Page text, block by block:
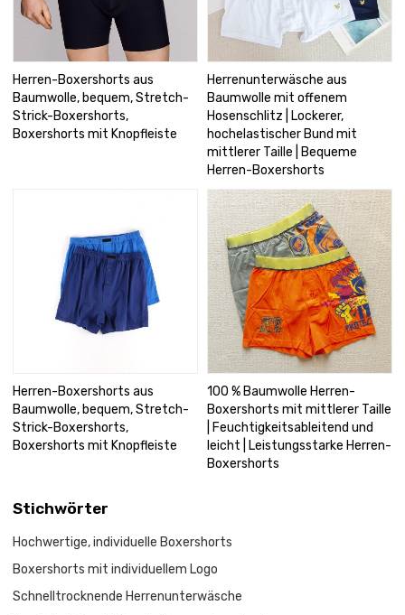
Herren-Boxershorts aus
Baumwolle, bequem, Stretch-
Strick-Boxershorts,
Boxershorts mit Knopfleiste
Herrenunterwäsche aus
Baumwolle mit offenem
Hosenschlitz | Lockerer,
hochelastischer Bund mit
mittlerer Taille | Bequeme
Herren-Boxershorts
Herren-Boxershorts aus
Baumwolle, bequem, Stretch-
Strick-Boxershorts,
Boxershorts mit Knopfleiste
100 % Baumwolle Herren-
Boxershorts mit mittlerer Taille
| Feuchtigkeitsableitend und
leicht | Leistungsstarke Herren-
Boxershorts
Stichwörter
Hochwertige, individuelle Boxershorts
Boxershorts mit individuellem Logo
Schnelltrocknende Herrenunterwäsche